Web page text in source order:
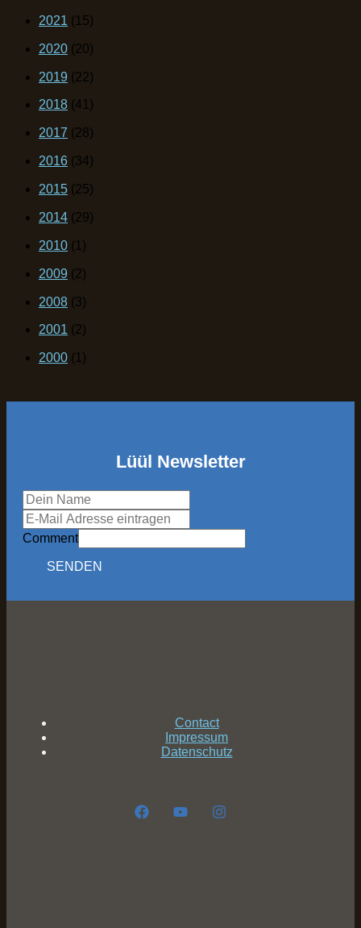
2021 (15)
2020 (20)
2019 (22)
2018 (41)
2017 (28)
2016 (34)
2015 (25)
2014 (29)
2010 (1)
2009 (2)
2008 (3)
2001 (2)
2000 (1)
Lüül Newsletter
Comment
SENDEN
Contact
Impressum
Datenschutz